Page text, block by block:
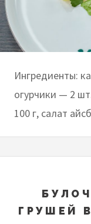
Ингредиенты:
огурчики — 2
100 г, салат
ГРУШЕЙ